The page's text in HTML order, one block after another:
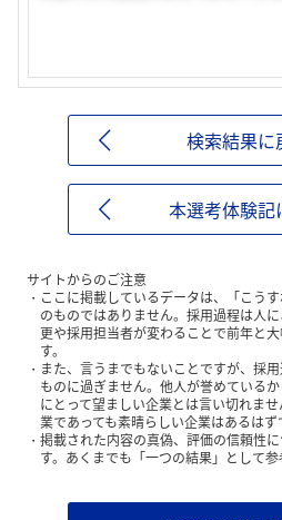
検索結果に
本選考体験記
サイトからのご注意
ここに掲載しているデータは、「こう
のものではありません。採用過程は人
更や採用担当者が変わることで前年と
す。
また、言うまでもないことですが、採
ものに過ぎません。他人が誉めている
にとって望ましい企業とは言い切れま
業であっても素晴らしい企業はあるはず
掲載された内容の真偽、評価の信頼性
す。あくまでも「一つの結果」として参